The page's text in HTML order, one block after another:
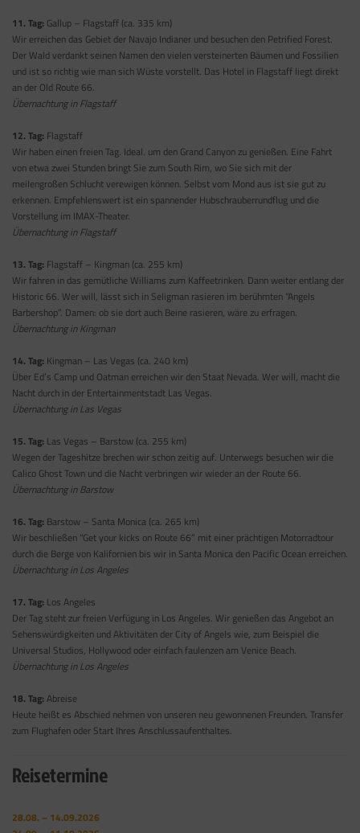
11. Tag: Gallup – Flagstaff (ca. 335 km)
Wir erreichen das Gebiet der Navajo Indianer und besuchen den Petrified Forest.
Der Wald verdankt seinen Namen den vielen versteinerten Bäumen und Fossilien
und ist so richtig wie man sich Wüste vorstellt. Das Hotel in Flagstaff liegt direkt
an der Old Route 66.
Übernachtung in Flagstaff
12. Tag: Flagstaff
Wir haben einen freien Tag. Ideal. um den Grand Canyon zu genießen. Eine Fahrt
von etwa zwei Stunden bringt Sie zum South Rim, wo Sie sich mit der
meilengroßen Schlucht verewigen können. Selbst vom Mond aus ist sie gut zu
erkennen. Empfehlenswert ist ein spannender Hubschrauberrundflug und die
Vorstellung im IMAX-Theater.
Übernachtung in Flagstaff
13. Tag: Flagstaff – Kingman (ca. 255 km)
Wir fahren in das gemütliche Williams zum Kaffeetrinken. Dann weiter entlang der
Historic 66. Wer will, lässt sich in Seligman rasieren im berühmten “Angels
Barbershop”. Damen: ob sie dort auch Beine rasieren, wäre zu erfragen.
Übernachtung in Kingman
14. Tag: Kingman – Las Vegas (ca. 240 km)
Über Ed’s Camp und Oatman erreichen wir den Staat Nevada. Wer will, macht die
Nacht durch in der Entertainmentstadt Las Vegas.
Übernachtung in Las Vegas
15. Tag: Las Vegas – Barstow (ca. 255 km)
Wegen der Tageshitze brechen wir schon zeitig auf. Unterwegs besuchen wir die
Calico Ghost Town und die Nacht verbringen wir wieder an der Route 66.
Übernachtung in Barstow
16. Tag: Barstow – Santa Monica (ca. 265 km)
Wir beschließen “Get your kicks on Route 66” mit einer prächtigen Motorradtour
durch die Berge von Kalifornien bis wir in Santa Monica den Pacific Ocean erreichen.
Übernachtung in Los Angeles
17. Tag: Los Angeles
Der Tag steht zur freien Verfügung in Los Angeles. Wir genießen das Angebot an
Sehenswürdigkeiten und Aktivitäten der City of Angels wie, zum Beispiel die
Universal Studios, Hollywood oder einfach faulenzen am Venice Beach.
Übernachtung in Los Angeles
18. Tag: Abreise
Heute heißt es Abschied nehmen von unseren neu gewonnenen Freunden. Transfer
zum Flughafen oder Start Ihres Anschlussaufenthaltes.
Reisetermine
28.08. – 14.09.2026